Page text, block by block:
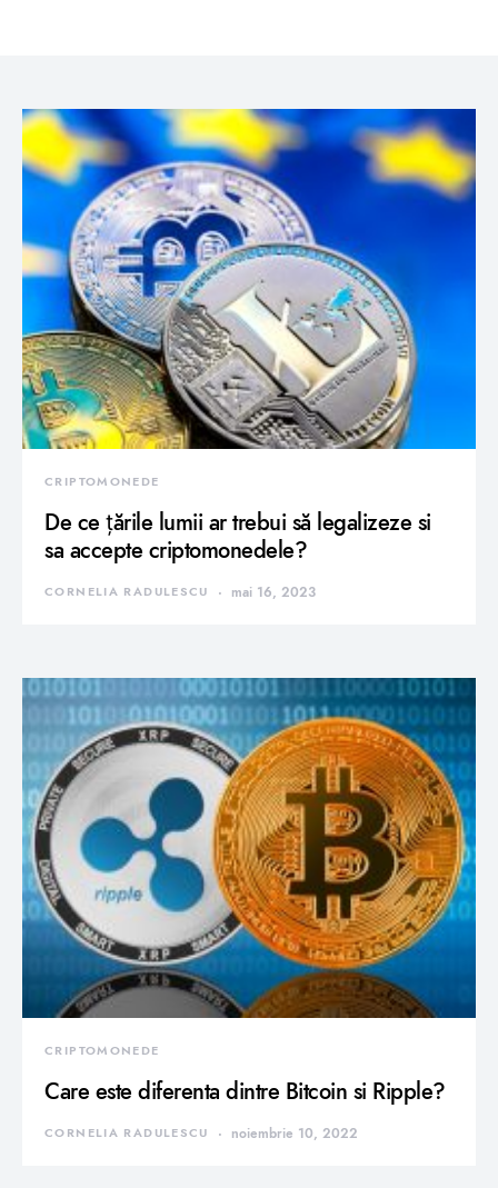
CRIPTOMONEDE
De ce țările lumii ar trebui să legalizeze si
sa accepte criptomonedele?
CORNELIA RADULESCU mai 16, 2023
CRIPTOMONEDE
Care este diferenta dintre Bitcoin si Ripple?
CORNELIA RADULESCU noiembrie 10, 2022